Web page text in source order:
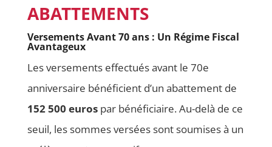
ABATTEMENTS
Versements Avant 70 ans : Un Régime Fiscal
Avantageux
Les versements effectués avant le 70e
anniversaire bénéficient d’un abattement de
152 500 eurospar bénéficiaire. Au-delà de ce
seuil, les sommes versées sont soumises à un